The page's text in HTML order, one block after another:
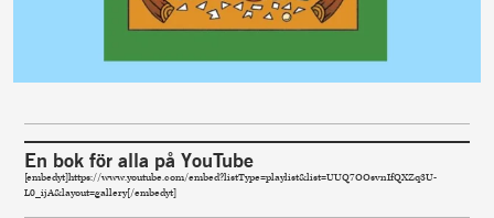
En bok för alla på YouTube
[embedyt]https://www.youtube.com/embed?listType=playlist&list=UUQ7OOsvnIfQXZq3U-
L0_ijA&layout=gallery[/embedyt]